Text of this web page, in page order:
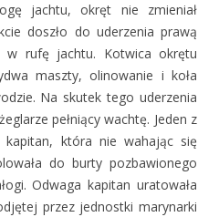
jachtu, okręt nie zmieniał
doszło do uderzenia prawą
w rufę jachtu. Kotwica okrętu
maszty, olinowanie i koła
Na skutek tego uderzenia
pełniący wachtę. Jeden z
kapitan, która nie wahając się
do burty pozbawionego
Odwaga kapitan uratowała
przez jednostki marynarki